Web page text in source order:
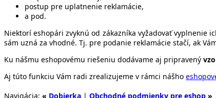
postup pre uplatnenie reklamácie,
a pod.
Niektorí eshopári zvyknú od zákazníka vyžadovať vyplnenie
sám uzná za vhodné. Tj. pre podanie reklamácie stačí, ak
Ku nášmu eshopovému riešeniu dodávame aj pripravený
Aj túto funkciu Vám radi zrealizujeme v rámci nášho
Navigácia: « Dobierka | Obchodné podmienky pre eshop »